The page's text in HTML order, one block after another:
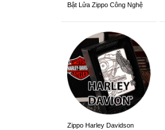
Bật Lửa Zippo Công Nghệ
Zippo Harley Davidson